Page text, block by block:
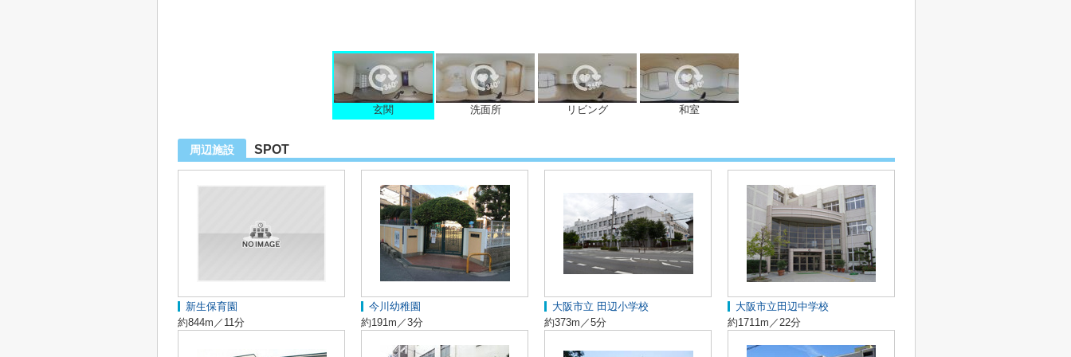
玄関 洗面所 リビング 和室
周辺施設 SPOT
新生保育園
約844m／11分
今川幼稚園
約191m／3分
大阪市立 田辺小学校
約373m／5分
大阪市立田辺中学校
約1711m／22分